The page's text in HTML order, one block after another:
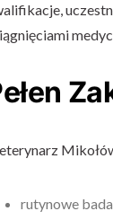
rutynowe